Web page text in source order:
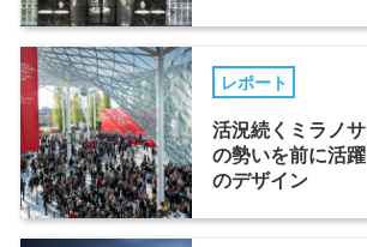
レポート
活況続くミラノ
の勢いを前に活
のデザイン